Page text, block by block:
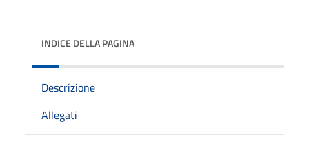
INDICE DELLA PAGINA
Descrizione
Allegati